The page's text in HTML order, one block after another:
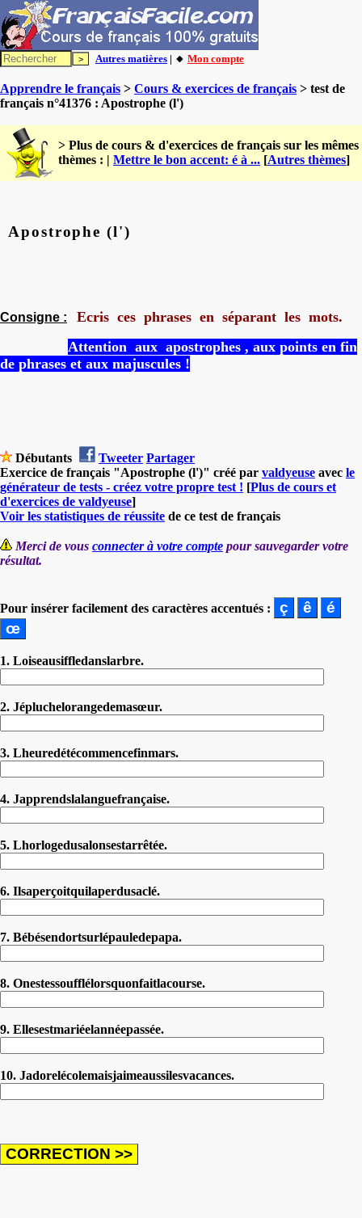
Autres matières | 🔸 Mon compte
Apprendre le français > Cours & exercices de français > test de
français n°41376 : Apostrophe (l')
> Plus de cours & d'exercices de français sur les mêmes
thèmes : | Mettre le bon accent: é à ... [Autres thèmes]
Apostrophe (l')
Consigne :
Ecris ces phrases en séparant les mots.
Attention aux apostrophes , aux points en fin
de phrases et aux majuscules !
Débutants Tweeter Partager
Exercice de français "Apostrophe (l')" créé par valdyeuse avec le
générateur de tests - créez votre propre test ! [Plus de cours et
d'exercices de valdyeuse]
Voir les statistiques de réussite de ce test de français
Merci de vous connecter à votre compte pour sauvegarder votre
résultat.
Pour insérer facilement des caractères accentués :
1. Loiseausiffledanslarbre.
2. Jépluchelorangedemasœur.
3. Lheuredétécommencefinmars.
4. Japprendslalanguefrançaise.
5. Lhorlogedusalonsestarrêtée.
6. Ilsaperçoitquilaperdusaclé.
7. Bébésendortsurlépauledepapa.
8. Onestessoufflélorsquonfaitlacourse.
9. Ellesestmariéelannéepassée.
10. Jadorelécolemaisjaimeaussilesvacances.